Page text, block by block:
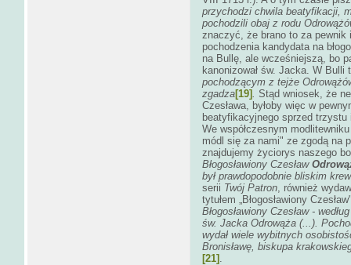
przychodzi chwila beatyfikacji,
pochodzili obaj z rodu
znaczyć, że brano to za pewnik
pochodzenia kandydata na
na Bullę, ale wcześniejszą, bo
kanonizował św. Jacka. W Bulli
pochodzącym z tejże
zgadza[19]. Stąd wniosek, że
Czesława, byłoby więc w
beatyfikacyjnego sprzed
We współczesnym modlitewniku
módl się za nami" ze zgodą na
znajdujemy życiorys naszego
Błogosławiony Czesław
był prawdopodobnie bliskim
serii Twój Patron, również
tytułem „Błogosławiony
Błogosławiony Czesław -
św. Jacka Odrowąża (...).
wydał wiele wybitnych
Bronisławę, biskupa
[21] .